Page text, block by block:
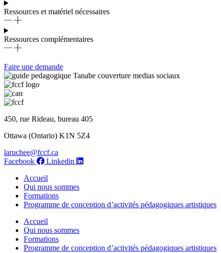
Ressources et matériel nécessaires
Ressources complémentaires
Faire une demande
450, rue Rideau, bureau 405
Ottawa (Ontario) K1N 5Z4
laruchee@fccf.ca
Facebook
Linkedin
Accueil
Qui nous sommes
Formations
Programme de conception d’activités pédagogiques artistiques
Accueil
Qui nous sommes
Formations
Programme de conception d’activités pédagogiques artistiques